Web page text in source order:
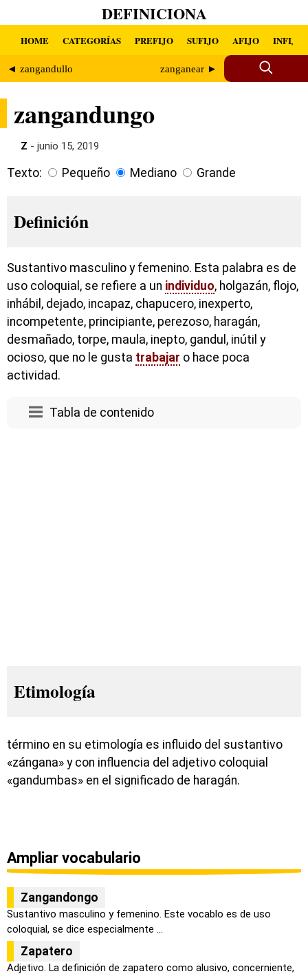
DEFINICIONA
HOME CATEGORÍAS PREFIJO SUFIJO AFIJO INFIJO
◄ zangandullo zanganear ►
zangandungo
Z - junio 15, 2019
Texto: Pequeño Mediano Grande
Definición
Sustantivo masculino y femenino. Esta palabra es de
uso coloquial, se refiere a un individuo, holgazán, flojo,
inhábil, dejado, incapaz, chapucero, inexperto,
incompetente, principiante, perezoso, haragán,
desmañado, torpe, maula, inepto, gandul, inútil y
ocioso, que no le gusta trabajar o hace poca
actividad.
Tabla de contenido
Etimología
término en su etimología es influido del sustantivo
«zángana» y con influencia del adjetivo coloquial
«gandumbas» en el significado de haragán.
Ampliar vocabulario
Zangandongo
Sustantivo masculino y femenino. Este vocablo es de uso
coloquial, se dice especialmente ...
Zapatero
Adjetivo. La definición de zapatero como alusivo, concerniente,